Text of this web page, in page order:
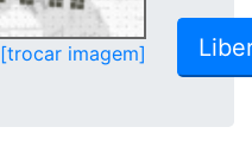
[trocar imagem]